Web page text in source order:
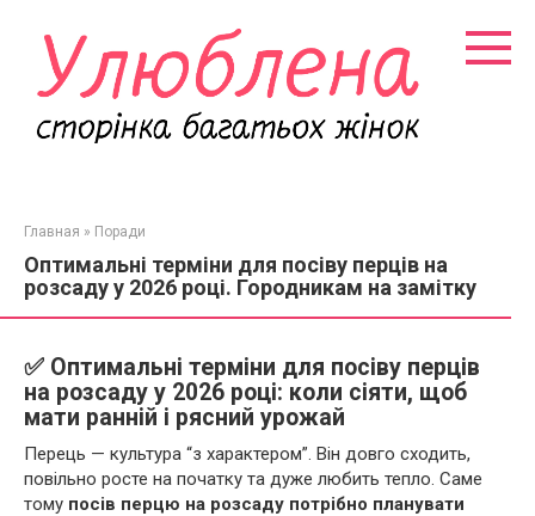
контенту
Главная » Поради
Оптимальні терміни для посіву перців на
розсаду у 2026 році. Городникам на замітку
✅ Оптимальні терміни для посіву перців
на розсаду у 2026 році: коли сіяти, щоб
мати ранній і рясний урожай
Перець — культура “з характером”. Він довго сходить,
повільно росте на початку та дуже любить тепло. Саме
тому посів перцю на розсаду потрібно планувати